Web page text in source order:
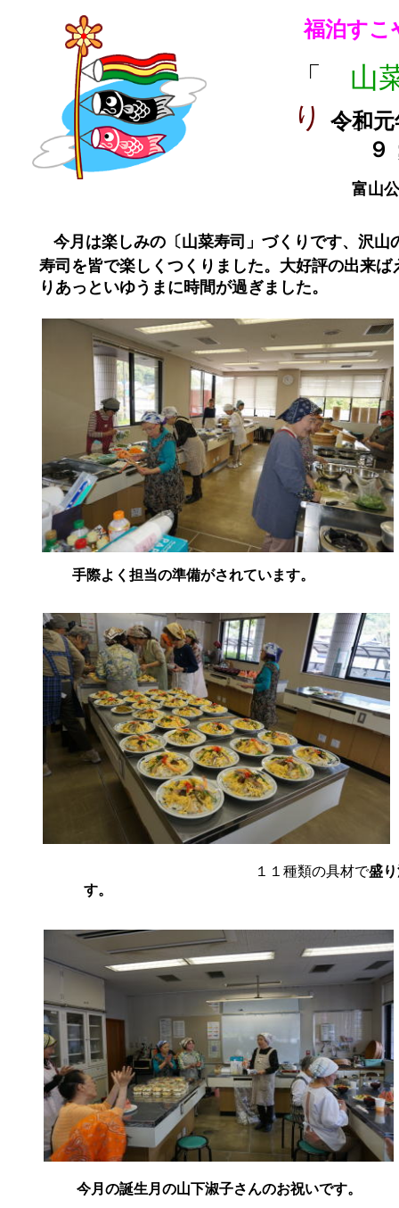
福泊すこ
「 山
り 」
令和元
９
富山公民
手際よく担当の準備がされています。
今月は楽しみの〔山菜寿司」づくりです、沢
寿司を皆で楽しくつくりました。大好評の出来
りあっといゆうまに時間が過ぎました。
１１種類の具材で盛
す。
今月の誕生月の山下淑子さんのお祝いです。